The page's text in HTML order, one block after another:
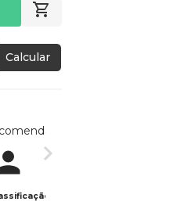
Calcular